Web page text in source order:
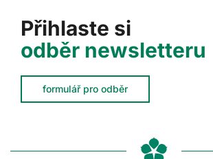
Přihlaste si
odběr newsletteru
formulář pro odběr